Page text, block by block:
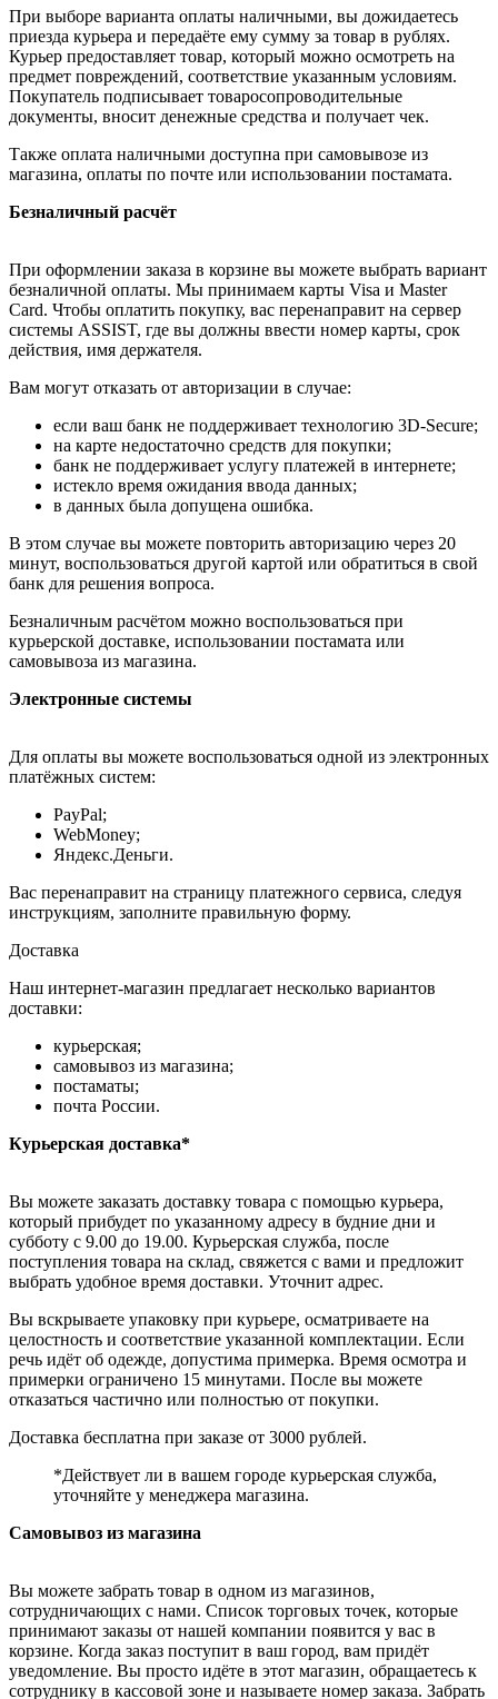
При выборе варианта оплаты наличными, вы дожидаетесь
приезда курьера и передаёте ему сумму за товар в рублях.
Курьер предоставляет товар, который можно осмотреть на
предмет повреждений, соответствие указанным условиям.
Покупатель подписывает товаросопроводительные
документы, вносит денежные средства и получает чек.
Также оплата наличными доступна при самовывозе из
магазина, оплаты по почте или использовании постамата.
Безналичный расчёт
При оформлении заказа в корзине вы можете выбрать вариант
безналичной оплаты. Мы принимаем карты Visa и Master
Card. Чтобы оплатить покупку, вас перенаправит на сервер
системы ASSIST, где вы должны ввести номер карты, срок
действия, имя держателя.
Вам могут отказать от авторизации в случае:
если ваш банк не поддерживает технологию 3D-Secure;
на карте недостаточно средств для покупки;
банк не поддерживает услугу платежей в интернете;
истекло время ожидания ввода данных;
в данных была допущена ошибка.
В этом случае вы можете повторить авторизацию через 20
минут, воспользоваться другой картой или обратиться в свой
банк для решения вопроса.
Безналичным расчётом можно воспользоваться при
курьерской доставке, использовании постамата или
самовывоза из магазина.
Электронные системы
Для оплаты вы можете воспользоваться одной из электронных
платёжных систем:
PayPal;
WebMoney;
Яндекс.Деньги.
Вас перенаправит на страницу платежного сервиса, следуя
инструкциям, заполните правильную форму.
Доставка
Наш интернет-магазин предлагает несколько вариантов
доставки:
курьерская;
самовывоз из магазина;
постаматы;
почта России.
Курьерская доставка*
Вы можете заказать доставку товара с помощью курьера,
который прибудет по указанному адресу в будние дни и
субботу с 9.00 до 19.00. Курьерская служба, после
поступления товара на склад, свяжется с вами и предложит
выбрать удобное время доставки. Уточнит адрес.
Вы вскрываете упаковку при курьере, осматриваете на
целостность и соответствие указанной комплектации. Если
речь идёт об одежде, допустима примерка. Время осмотра и
примерки ограничено 15 минутами. После вы можете
отказаться частично или полностью от покупки.
Доставка бесплатна при заказе от 3000 рублей.
*Действует ли в вашем городе курьерская служба,
уточняйте у менеджера магазина.
Самовывоз из магазина
Вы можете забрать товар в одном из магазинов,
сотрудничающих с нами. Список торговых точек, которые
принимают заказы от нашей компании появится у вас в
корзине. Когда заказ поступит в ваш город, вам придёт
уведомление. Вы просто идёте в этот магазин, обращаетесь к
сотруднику в кассовой зоне и называете номер заказа. Забрать